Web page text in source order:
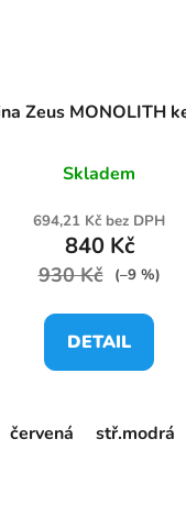
Zeus MONOLITH
Skladem
694,21 Kč bez DPH
840 Kč
930 Kč (–9 %)
DETAIL
červená stř.modrá